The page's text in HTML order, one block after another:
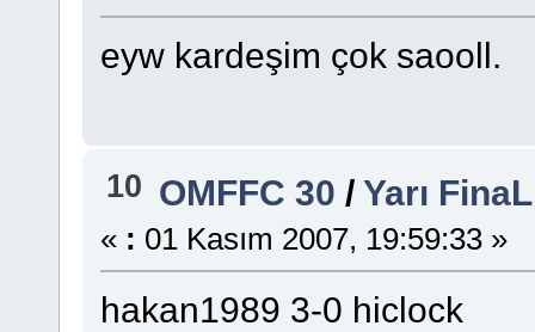
eyw kardeşim çok saooll.
10 OMFFC 30 /Yarı
« : 01 Kasım 2007, 19:59:33 »
hakan1989 3-0 hiclock